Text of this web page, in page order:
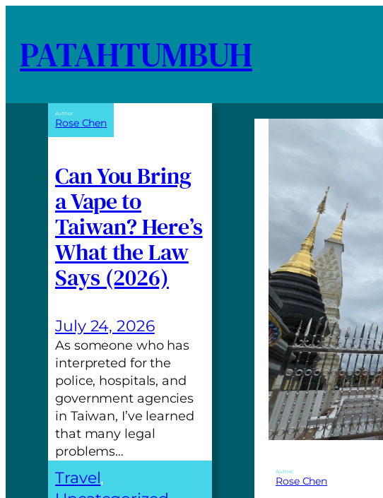
PATAHTUMBUH
Author:
Rose Chen
Can You Bring
a Vape to
Taiwan? Here’s
What the Law
Says (2026)
July 24, 2026
As someone who has
interpreted for the
police, hospitals, and
government agencies
in Taiwan, I’ve learned
that many legal
problems…
Travel Author:
Rose Chen